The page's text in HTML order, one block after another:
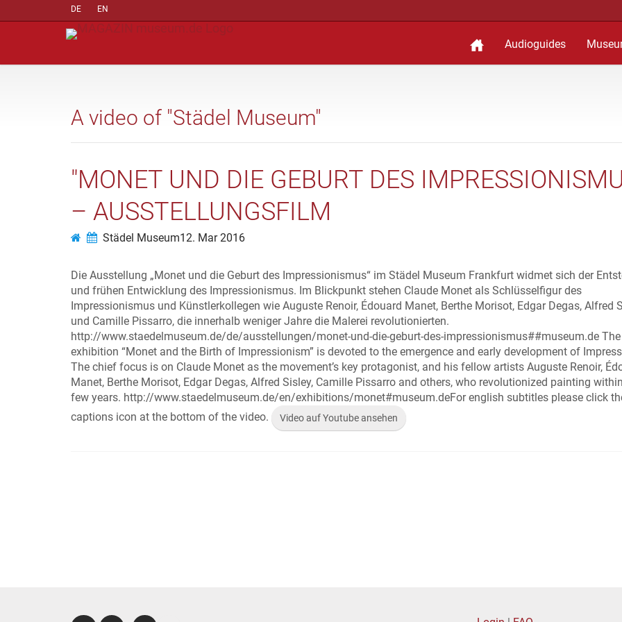
DE EN
Audioguides
A video of "Städel Museum"
"MONET UND DIE GEBURT DES
– AUSSTELLUNGSFILM
Städel Museum12. Mar 2016
Die Ausstellung „Monet und die Geburt des Impressionismus“ im Städel Museum Frankfurt widmet sich der
und frühen Entwicklung des Impressionismus. Im Blickpunkt stehen Claude Monet als Schlüsselfigur des
Impressionismus und Künstlerkollegen wie Auguste Renoir, Édouard Manet, Berthe Morisot, Edgar Degas, Alfred
und Camille Pissarro, die innerhalb weniger Jahre die Malerei revolutionierten.
http://www.staedelmuseum.de/de/ausstellungen/monet-und-die-geburt-des-impressionismus##museum.de The
exhibition “Monet and the Birth of Impressionism” is devoted to the emergence and early development of
The chief focus is on Claude Monet as the movement’s key protagonist, and his fellow artists Auguste Renoir,
Manet, Berthe Morisot, Edgar Degas, Alfred Sisley, Camille Pissarro and others, who revolutionized painting
few years. http://www.staedelmuseum.de/en/exhibitions/monet#museum.deFor english subtitles please click
captions icon at the bottom of the video.
Video auf Youtube ansehen